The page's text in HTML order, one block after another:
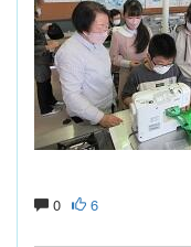
0 6